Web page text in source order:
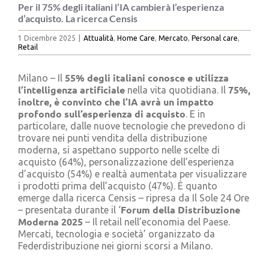
CATEGORIE
CONTATTI
Cerca
per:
Per il 75% degli italiani l’IA cambierà l’esperienza
d’acquisto. La ricerca Censis
1 Dicembre 2025 Attualità, Home Care, Mercato, Personal care,
Retail
Milano – Il 55% degli italiani conosce e utilizza
l’intelligenza artificiale nella vita quotidiana. Il 75%,
inoltre, è convinto che l’IA avrà un impatto
profondo sull’esperienza di acquisto. E in
particolare, dalle nuove tecnologie che prevedono di
trovare nei punti vendita della distribuzione
moderna, si aspettano supporto nelle scelte di
acquisto (64%), personalizzazione dell’esperienza
d’acquisto (54%) e realtà aumentata per visualizzare
i prodotti prima dell’acquisto (47%). È quanto
emerge dalla ricerca Censis – ripresa da Il Sole 24 Ore
– presentata durante il ‘Forum della Distribuzione
Moderna 2025 – Il retail nell’economia del Paese.
Mercati, tecnologia e società’ organizzato da
Federdistribuzione nei giorni scorsi a Milano.